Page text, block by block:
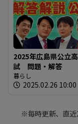
2025年広島県公立
試 問題・解答
暮らし
2025.02.26 10:00
※毎時更新、直近